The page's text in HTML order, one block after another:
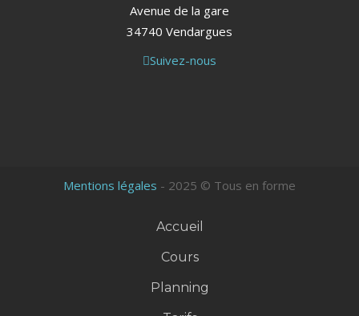
Avenue de la gare
34740 Vendargues
Suivez-nous
Mentions légales - 2025 © Tous en forme
Accueil
Cours
Planning